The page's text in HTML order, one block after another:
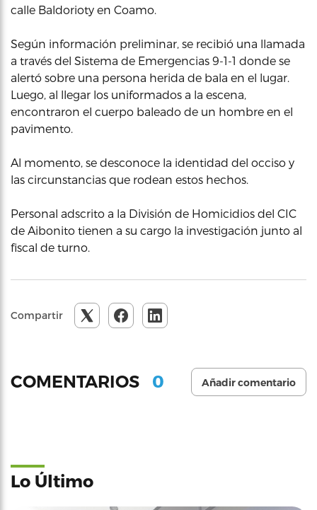
calle Baldorioty en Coamo.
Según información preliminar, se recibió una llamada
a través del Sistema de Emergencias 9-1-1 donde se
alertó sobre una persona herida de bala en el lugar.
Luego, al llegar los uniformados a la escena,
encontraron el cuerpo baleado de un hombre en el
pavimento.
Al momento, se desconoce la identidad del occiso y
las circunstancias que rodean estos hechos.
Personal adscrito a la División de Homicidios del CIC
de Aibonito tienen a su cargo la investigación junto al
fiscal de turno.
Compartir
COMENTARIOS 0 Añadir comentario
Lo Último